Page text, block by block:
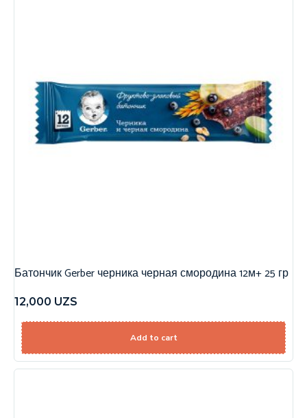
Батончик Gerber черника черная смородина 12м+ 25 гр
12,000 UZS
Add to cart